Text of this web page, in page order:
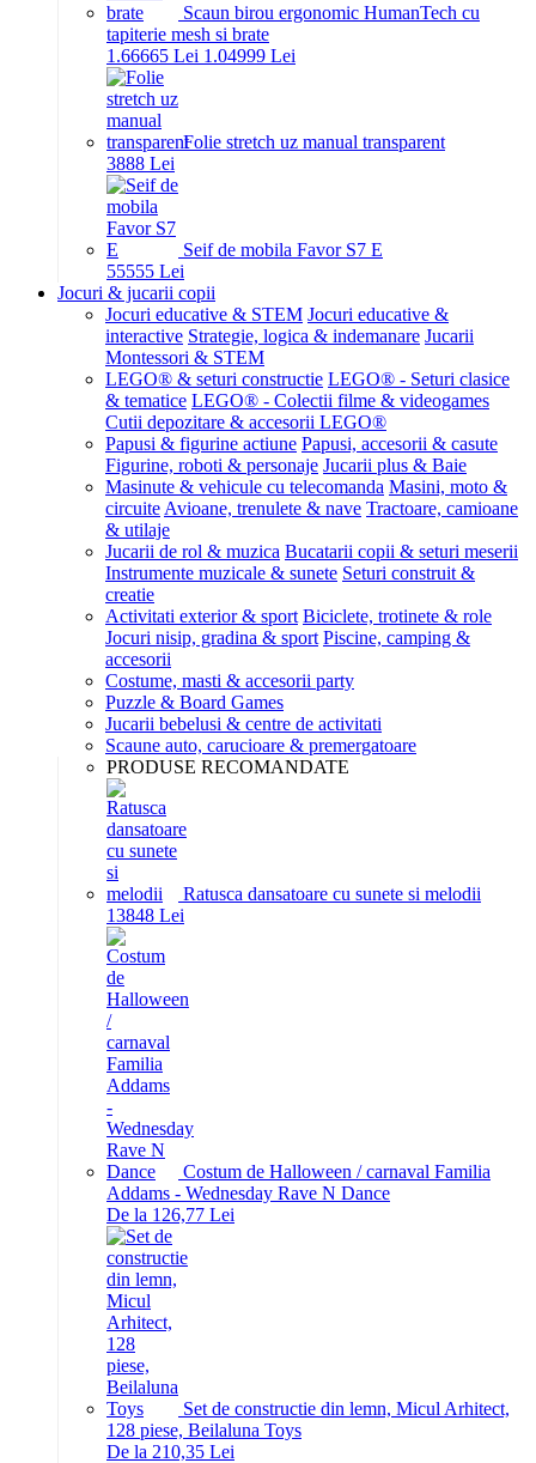
Scaun birou ergonomic HumanTech cu
tapiterie mesh si brate
1.66665 Lei 1.04999 Lei
Folie stretch uz manual transparent
3888 Lei
Seif de mobila Favor S7 E
55555 Lei
Jocuri & jucarii copii
Jocuri educative & STEM Jocuri educative &
interactive Strategie, logica & indemanare Jucarii
Montessori & STEM
LEGO® & seturi constructie LEGO® - Seturi clasice
& tematice LEGO® - Colectii filme & videogames
Cutii depozitare & accesorii LEGO®
Papusi & figurine actiune Papusi, accesorii & casute
Figurine, roboti & personaje Jucarii plus & Baie
Masinute & vehicule cu telecomanda Masini, moto &
circuite Avioane, trenulete & nave Tractoare, camioane
& utilaje
Jucarii de rol & muzica Bucatarii copii & seturi meserii
Instrumente muzicale & sunete Seturi construit &
creatie
Activitati exterior & sport Biciclete, trotinete & role
Jocuri nisip, gradina & sport Piscine, camping &
accesorii
Costume, masti & accesorii party
Puzzle & Board Games
Jucarii bebelusi & centre de activitati
Scaune auto, carucioare & premergatoare
PRODUSE RECOMANDATE
Ratusca dansatoare cu sunete si melodii
13848 Lei
Costum de Halloween / carnaval Familia
Addams - Wednesday Rave N Dance
De la 126,77 Lei
Set de constructie din lemn, Micul Arhitect,
128 piese, Beilaluna Toys
De la 210,35 Lei